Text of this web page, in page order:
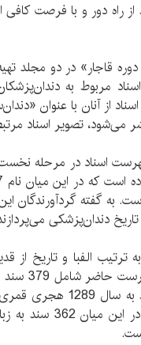
از راه دور و با فرصت
قاجار» در دو مجلد
مربوط به
از آنان با عنوان
می‌شود، تصویر اسناد
اسناد در مرحله
به گفته گردآورندگان
دندان‌پزشکی
ترتیب الفبا و تاریخ
تنظیم